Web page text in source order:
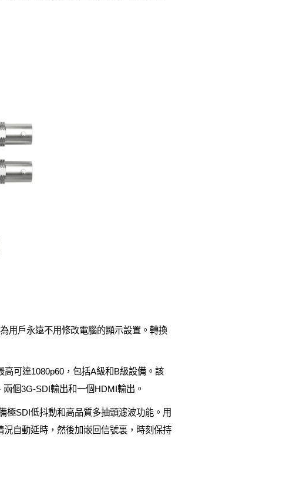
用戶永遠不用修改電腦的顯示設置。轉換
可達1080p60，包括A級和B級設備。該
個3G-SDI輸出和一個HDMI輸出。
極SDI低抖動和高品質多抽頭濾波功能。用
自動延時，然後加嵌回信號裏，時刻保持